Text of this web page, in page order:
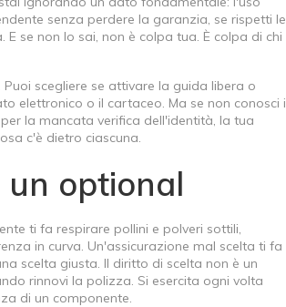
senza perdere la garanzia, se rispetti le
se non lo sai, non è colpa tua. È colpa di chi
. Puoi scegliere se attivare la guida libera o
elettronico o il cartaceo. Ma se non conosci i
la mancata verifica dell'identità, la tua
c'è dietro ciascuna.
un optional
ti fa respirare pollini e polveri sottili,
in curva. Un'assicurazione mal scelta ti fa
scelta giusta. Il diritto di scelta non è un
rinnovi la polizza. Si esercita ogni volta
di un componente.